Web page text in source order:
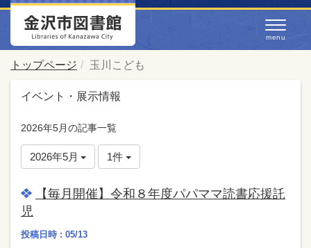
トップページ 玉川こども
イベント・展示情報
2026年5月の記事一覧
2026年5月 1件
【毎月開催】令和８年度パパママ読書応援託
児
投稿日時 : 05/13